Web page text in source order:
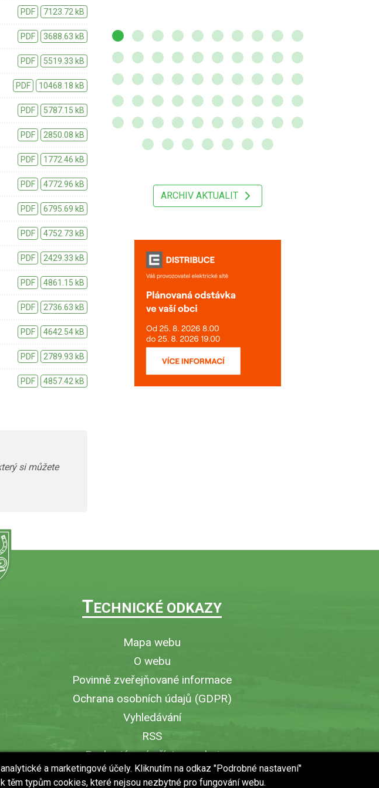
PDF 7123.72 kB
PDF 3688.63 kB
PDF 5519.33 kB
PDF 10468.18 kB
PDF 5787.15 kB
PDF 2850.08 kB
PDF 1772.46 kB
PDF 4772.96 kB
PDF 6795.69 kB
PDF 4752.73 kB
PDF 2429.33 kB
PDF 4861.15 kB
PDF 2736.63 kB
PDF 4642.54 kB
PDF 2789.93 kB
PDF 4857.42 kB
si můžete
ARCHIV AKTUALIT
TECHNICKÉ ODKAZY
Mapa webu
O webu
Povinně zveřejňované informace
Ochrana osobních údajů (GDPR)
Vyhledávání
RSS
Bezbariérový přístup v obci
Vytisknout stránku
a marketingové účely. Kliknutím na odkaz "Podrobné nastavení"
typům cookies, které nejsou nezbytné pro fungování webu.